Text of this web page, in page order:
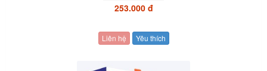
253.000 đ
Liên hệ Yêu thích